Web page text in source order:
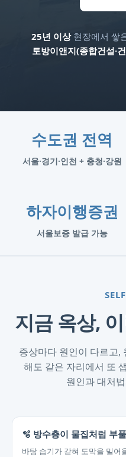
25년 이상현장에서 쌓
토방이앤지(종합건설·
수도권 전역
서울·경기·인천 + 충청·강원
하자이행증권
서울보증 발급 가능
지금 옥상,
증상마다 원인이 다르고,
해도 같은 자리에서 또
원인과 대처
🫧 방수층이 물집처럼 부
바탕 습기가 갇혀 도막을 밀어